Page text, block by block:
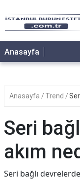
Anasayfa
Anasayfa Trend
Seri
akım
Seri bağlı